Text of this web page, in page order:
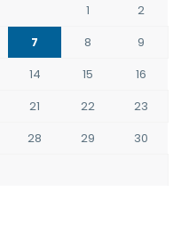
1
2
7 8
9
14 15
16
21 22
23
28 29
30